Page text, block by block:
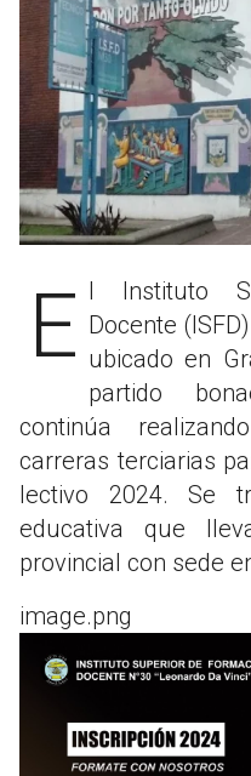
El Instituto Superior de Formación Docente
ubicado en
partido
continúa
carreras terciarias
lectivo 2024. Se
educativa que
provincial con sede
image.png